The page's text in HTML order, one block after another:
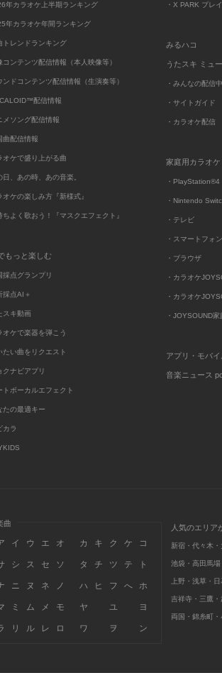
年カラオケ上半期ランキング
年カラオケ年間ランキング
トレンドランキング
コンテンツ配信情報（本人映像等）
ンドコンテンツ配信情報（生演奏等）
配信情報
メソング配信情報
曲配信情報
オケで盛り上がる曲
日、あの時、あの音楽。
オケの楽しみ方『新様式』
ちよく歌おう！『マスクエフェクト』
もっと楽しむ
採点グランプリ
採点AI＋
スキ動画
オケで楽器を弾こう
たい曲をリクエスト
クナビアプリ
トボーカルエフェクト
たの最適キー
カラ
・X PARK プレイ
みるハコ
うたスキ ミュ
・みんなの配信
・サイトガイド
・カラオケ配信
家庭用カラオケ
・PlayStation®4
・Nintendo
・テレビ
・スマートフォ
・ブラウザ
・カラオケ
・カラオケ
・JOYSOUND
アプリ・モバ
音楽ニュース
曲
イ ウ エ オ カ キ ク ケ コ
シ ス セ ソ タ チ ツ テ ト
ニ ヌ ネ ノ ハ ヒ フ へ ホ
ミ ム メ モ ヤ ユ ヨ
リ ル レ ロ ワ ヲ ン
人気のエリア
新宿・代々木
池袋・高田馬
上野・浅草・
吉祥寺・三鷹
両国・錦糸町